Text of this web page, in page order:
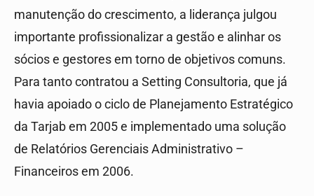
manutenção do crescimento, a liderança julgou
importante profissionalizar a gestão e alinhar os
sócios e gestores em torno de objetivos comuns.
Para tanto contratou a Setting Consultoria, que já
havia apoiado o ciclo de Planejamento Estratégico
da Tarjab em 2005 e implementado uma solução
de Relatórios Gerenciais Administrativo –
Financeiros em 2006.